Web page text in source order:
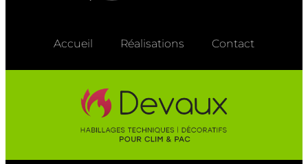
Accueil Réalisations Contact